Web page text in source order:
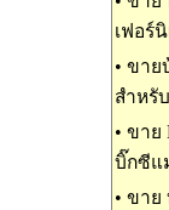
เฟอร์
• ขาย
สำหรั
• ขาย
บิ๊กซีแ
• ขาย